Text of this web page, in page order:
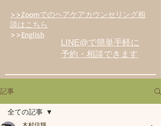
>>Zoomでのヘアケアカウンセリング相
談はこちら
>>English
LINE@で簡単手軽に
予約・相談できます
記事
全ての記事